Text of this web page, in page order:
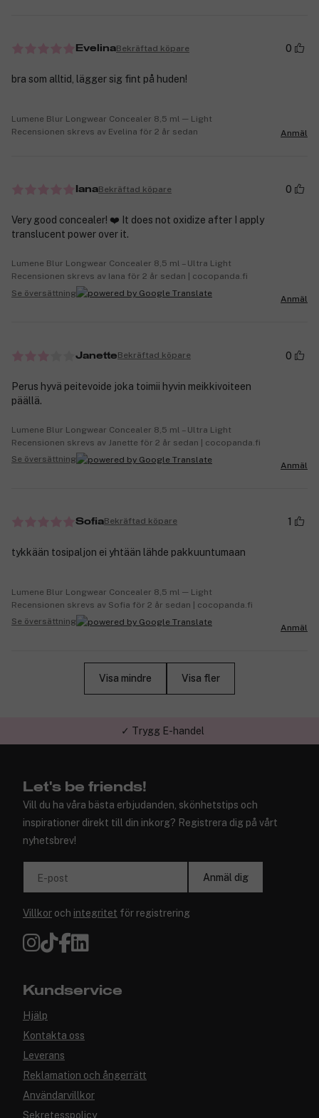
EvelinaBekräftad köpare 0
bra som alltid, lägger sig fint på huden!
Lumene Blur Longwear Concealer 8,5 ml ─ Light
Recensionen skrevs av Evelina för 2 år sedan
Anmäl
IanaBekräftad köpare 0
Very good concealer! ❤️ It does not oxidize after I apply
translucent power over it.
Lumene Blur Longwear Concealer 8,5 ml – Ultra Light
Recensionen skrevs av Iana för 2 år sedan | cocopanda.fi
Se översättning
Anmäl
JanetteBekräftad köpare 0
Perus hyvä peitevoide joka toimii hyvin meikkivoiteen
päällä.
Lumene Blur Longwear Concealer 8,5 ml – Ultra Light
Recensionen skrevs av Janette för 2 år sedan | cocopanda.fi
Se översättning
Anmäl
SofiaBekräftad köpare 1
tykkään tosipaljon ei yhtään lähde pakkuuntumaan
Lumene Blur Longwear Concealer 8,5 ml ─ Light
Recensionen skrevs av Sofia för 2 år sedan | cocopanda.fi
Se översättning
Anmäl
Visa mindre Visa fler
✓ Trygg E-handel
Let's be friends!
Vill du ha våra bästa erbjudanden, skönhetstips och
inspirationer direkt till din inkorg? Registrera dig på vårt
nyhetsbrev!
E-post Anmäl dig
Villkor och integritet för registrering
Kundservice
Hjälp
Kontakta oss
Leverans
Reklamation och ångerrätt
Användarvillkor
Sekretesspolicy